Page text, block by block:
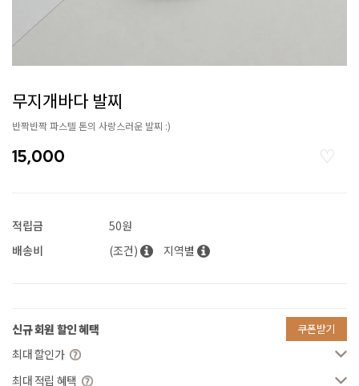
무지개바다 발찌
반짝반짝 파스텔 톤의 사랑스러운 발찌 :)
15,000
적립금
50원
배송비
(조건) 지역별
신규 회원 할인 혜택 쿠폰받기
최대 할인가
최대 적립 혜택